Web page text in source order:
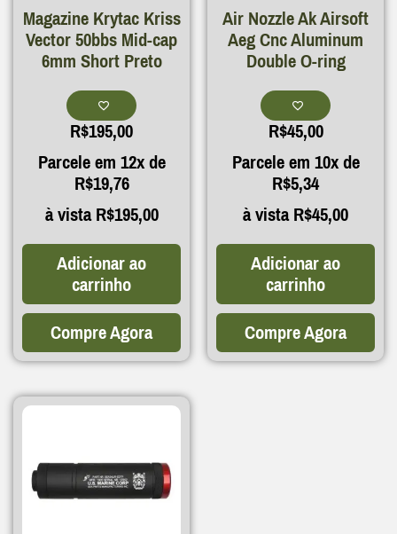
Magazine Krytac Kriss
Vector 50bbs Mid-cap
6mm Short Preto
R$195,00
Parcele em 12x de
R$19,76
à vistaR$195,00
Adicionar ao
carrinho
Compre Agora
Air Nozzle Ak Airsoft
Aeg Cnc Aluminum
Double O-ring
R$45,00
Parcele em 10x de
R$5,34
à vistaR$45,00
Adicionar ao
carrinho
Compre Agora